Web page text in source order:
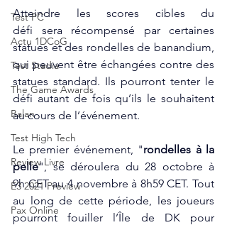
Test PC
Actu 1DCoG
Test Stadia
The Game Awards
Balan
Test High Tech
Review Livre
E3 2021 Preview
Pax Online
Atteindre les scores cibles du
défi sera récompensé par certaines
statues et des rondelles de banandium,
qui peuvent être échangées contre des
statues standard. Ils pourront tenter le
défi autant de fois qu’ils le souhaitent
au cours de l’événement.
Le premier événement, "rondelles à la
pelle", se déroulera du 28 octobre à
9h CET au 4 novembre à 8h59 CET. Tout
au long de cette période, les joueurs
pourront fouiller l’Île de DK pour